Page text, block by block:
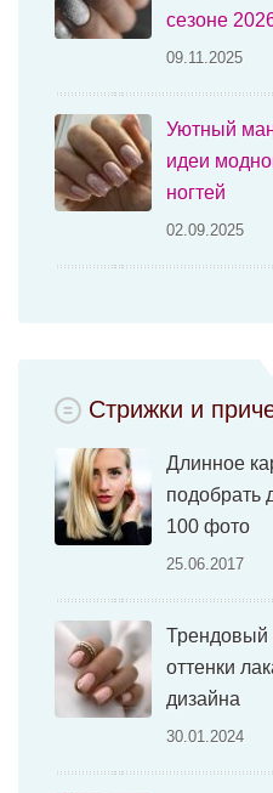
сезоне
09.11.2025
Уютный
идеи
ногтей
02.09.2025
Стрижки и
Длинное
подобрать
100 фото
25.06.2017
оттенки
дизайна
30.01.2024